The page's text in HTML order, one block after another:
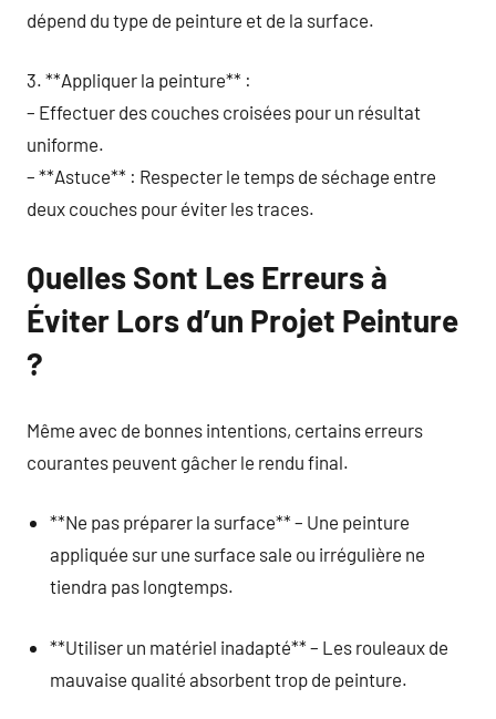
dépend du type de peinture et de la surface.
3. **Appliquer la peinture** :
– Effectuer des couches croisées pour un résultat
uniforme.
– **Astuce** : Respecter le temps de séchage entre
deux couches pour éviter les traces.
Quelles Sont Les Erreurs à
Éviter Lors d’un Projet Peinture
?
Même avec de bonnes intentions, certains erreurs
courantes peuvent gâcher le rendu final.
**Ne pas préparer la surface** – Une peinture
appliquée sur une surface sale ou irrégulière ne
tiendra pas longtemps.
**Utiliser un matériel inadapté** – Les rouleaux de
mauvaise qualité absorbent trop de peinture.